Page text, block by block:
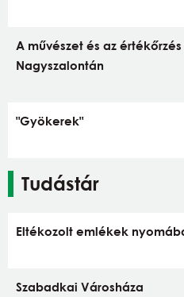
A művészet és az
Nagyszalontán
"Gyökerek"
Tudástár
Eltékozolt emlékek
Szabadkai Városháza